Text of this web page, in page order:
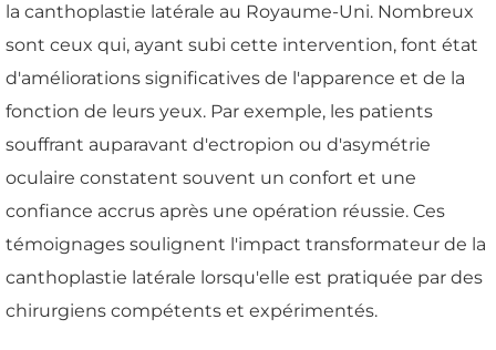
la canthoplastie latérale au Royaume-Uni. Nombreux
sont ceux qui, ayant subi cette intervention, font état
d'améliorations significatives de l'apparence et de la
fonction de leurs yeux. Par exemple, les patients
souffrant auparavant d'ectropion ou d'asymétrie
oculaire constatent souvent un confort et une
confiance accrus après une opération réussie. Ces
témoignages soulignent l'impact transformateur de la
canthoplastie latérale lorsqu'elle est pratiquée par des
chirurgiens compétents et expérimentés.